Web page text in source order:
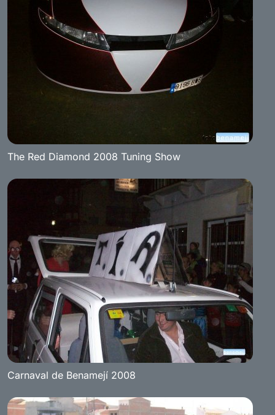
The Red Diamond 2008 Tuning Show
Carnaval de Benamejí 2008